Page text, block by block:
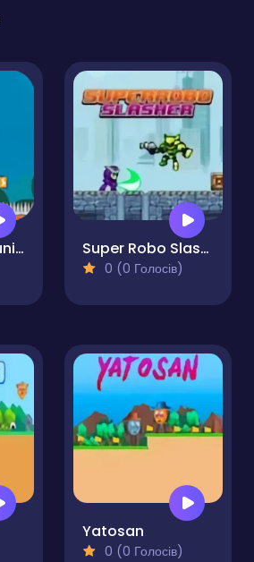
Christmas Chuni Bot 2 Super Robo Slasher
0 (0 Голосів)
Yatosan
0 (0 Голосів)